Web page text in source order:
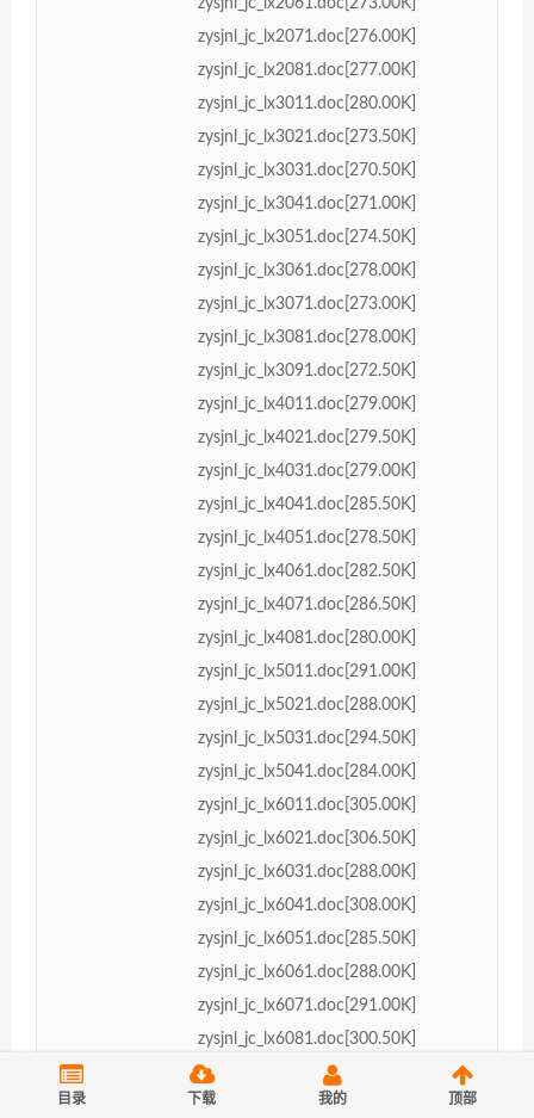
zysjnl_jc_lx2061.doc[273.00K]
zysjnl_jc_lx2071.doc[276.00K]
zysjnl_jc_lx2081.doc[277.00K]
zysjnl_jc_lx3011.doc[280.00K]
zysjnl_jc_lx3021.doc[273.50K]
zysjnl_jc_lx3031.doc[270.50K]
zysjnl_jc_lx3041.doc[271.00K]
zysjnl_jc_lx3051.doc[274.50K]
zysjnl_jc_lx3061.doc[278.00K]
zysjnl_jc_lx3071.doc[273.00K]
zysjnl_jc_lx3081.doc[278.00K]
zysjnl_jc_lx3091.doc[272.50K]
zysjnl_jc_lx4011.doc[279.00K]
zysjnl_jc_lx4021.doc[279.50K]
zysjnl_jc_lx4031.doc[279.00K]
zysjnl_jc_lx4041.doc[285.50K]
zysjnl_jc_lx4051.doc[278.50K]
zysjnl_jc_lx4061.doc[282.50K]
zysjnl_jc_lx4071.doc[286.50K]
zysjnl_jc_lx4081.doc[280.00K]
zysjnl_jc_lx5011.doc[291.00K]
zysjnl_jc_lx5021.doc[288.00K]
zysjnl_jc_lx5031.doc[294.50K]
zysjnl_jc_lx5041.doc[284.00K]
zysjnl_jc_lx6011.doc[305.00K]
zysjnl_jc_lx6021.doc[306.50K]
zysjnl_jc_lx6031.doc[288.00K]
zysjnl_jc_lx6041.doc[308.00K]
zysjnl_jc_lx6051.doc[285.50K]
zysjnl_jc_lx6061.doc[288.00K]
zysjnl_jc_lx6071.doc[291.00K]
zysjnl_jc_lx6081.doc[300.50K]
zysjnl_jc_lx7011.doc[297.00K]
zysjnl_jc_lx7021.doc[284.00K]
目录 下载 我的 顶部